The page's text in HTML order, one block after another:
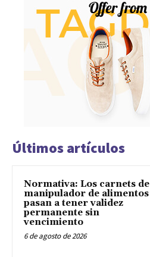
Últimos artículos
Normativa: Los carnets de
manipulador de alimentos
pasan a tener validez
permanente sin
vencimiento
6 de agosto de 2026